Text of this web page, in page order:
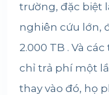
trường, đặc biệt
nghiên cứu lớn,
2.000 TB . Và
chỉ trả phí một
thay vào đó, họ